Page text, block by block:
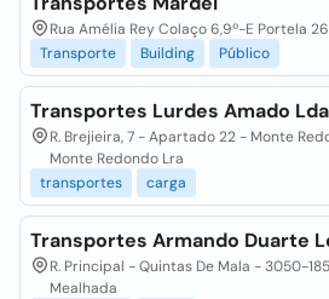
Rua Amélia Rey Colaço 6,9º-E Portela
Transporte
Building Público
Transportes Lurdes Amado Lda
R. Brejieira, 7 - Apartado 22 - Monte
Monte Redondo Lra
transportes
carga
Transportes Armando Duarte
R. Principal - Quintas De Mala - 3050-
Mealhada